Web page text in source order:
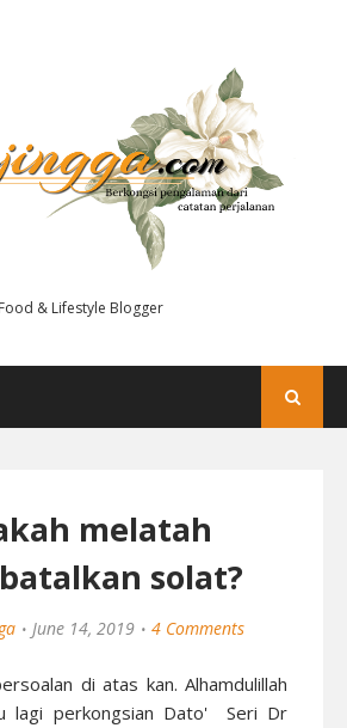
Food & Lifestyle Blogger
melatah
solat?
June 14, 2019 4 Comments
di atas kan. Alhamdulillah
lagi perkongsian Dato' Seri Dr